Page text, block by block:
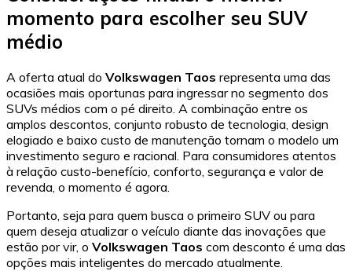
momento para escolher seu SUV
médio
A oferta atual do Volkswagen Taos representa uma das
ocasiões mais oportunas para ingressar no segmento dos
SUVs médios com o pé direito. A combinação entre os
amplos descontos, conjunto robusto de tecnologia, design
elogiado e baixo custo de manutenção tornam o modelo um
investimento seguro e racional. Para consumidores atentos
à relação custo-benefício, conforto, segurança e valor de
revenda, o momento é agora.
Portanto, seja para quem busca o primeiro SUV ou para
quem deseja atualizar o veículo diante das inovações que
estão por vir, o Volkswagen Taos com desconto é uma das
opções mais inteligentes do mercado atualmente.